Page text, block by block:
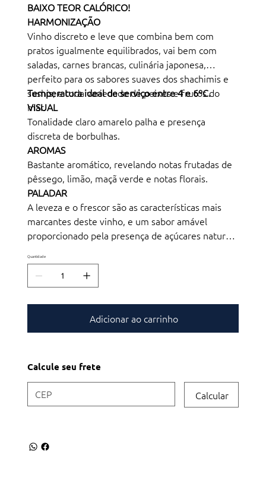
BAIXO TEOR CALÓRICO!
HARMONIZAÇÃO
Vinho discreto e leve que combina bem com
pratos igualmente equilibrados, vai bem com
saladas, carnes brancas, culinária japonesa,
perfeito para os sabores suaves dos shachimis e
sushis, e toda variedade de peixes e frutos do
mar.
Temperatura ideal de serviço entre 4 e 6ºC.
VISUAL
Tonalidade claro amarelo palha e presença
discreta de borbulhas.
AROMAS
Bastante aromático, revelando notas frutadas de
pêssego, limão, maçã verde e notas florais.
PALADAR
A leveza e o frescor são as características mais
marcantes deste vinho, e um sabor amável
proporcionado pela presença de açúcares naturais
Quantidade
Adicionar ao carrinho
Calcule seu frete
Calcular